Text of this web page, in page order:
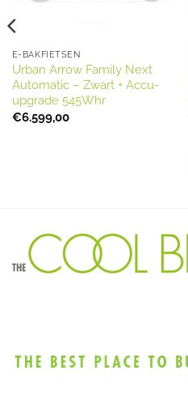
E-BAKFIETSEN
Urban Arrow Family Next
Automatic – Zwart + Accu-
upgrade 545Whr
€6.599,00